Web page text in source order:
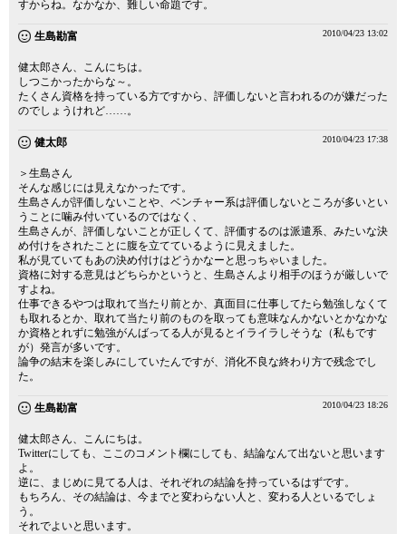
すからね。なかなか、難しい命題です。
生島勘富 2010/04/23 13:02
健太郎さん、こんにちは。
しつこかったからな～。
たくさん資格を持っている方ですから、評価しないと言われるのが嫌だった
のでしょうけれど……。
健太郎 2010/04/23 17:38
＞生島さん
そんな感じには見えなかったです。
生島さんが評価しないことや、ベンチャー系は評価しないところが多いとい
うことに噛み付いているのではなく、
生島さんが、評価しないことが正しくて、評価するのは派遣系、みたいな決
め付けをされたことに腹を立てているように見えました。
私が見ていてもあの決め付けはどうかなーと思っちゃいました。
資格に対する意見はどちらかというと、生島さんより相手のほうが厳しいで
すよね。
仕事できるやつは取れて当たり前とか、真面目に仕事してたら勉強しなくて
も取れるとか、取れて当たり前のものを取っても意味なんかないとかなかな
か資格とれずに勉強がんばってる人が見るとイライラしそうな（私もです
が）発言が多いです。
論争の結末を楽しみにしていたんですが、消化不良な終わり方で残念でし
た。
生島勘富 2010/04/23 18:26
健太郎さん、こんにちは。
Twitterにしても、ここのコメント欄にしても、結論なんて出ないと思います
よ。
逆に、まじめに見てる人は、それぞれの結論を持っているはずです。
もちろん、その結論は、今までと変わらない人と、変わる人といるでしょ
う。
それでよいと思います。